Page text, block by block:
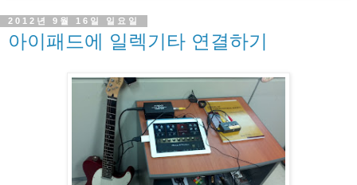
2012년 9월 16일 일요일
아이패드에 일렉기타 연결하기